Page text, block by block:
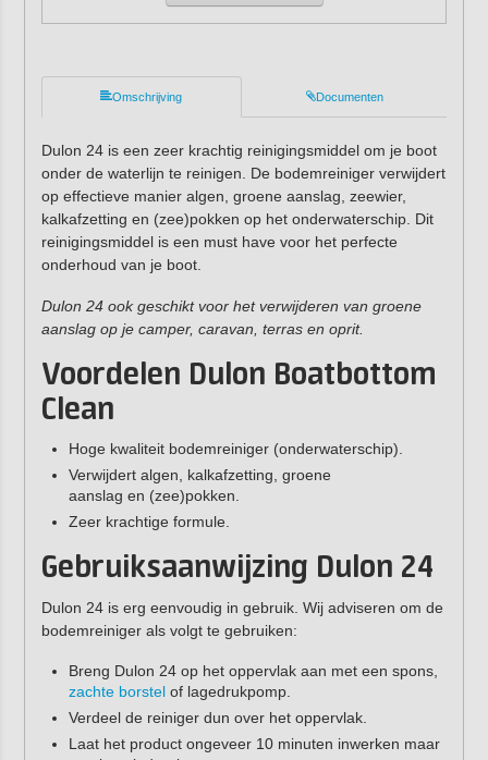
Omschrijving Documenten
Dulon 24 is een zeer krachtig reinigingsmiddel om je boot
onder de waterlijn te reinigen. De bodemreiniger verwijdert
op effectieve manier algen, groene aanslag, zeewier,
kalkafzetting en (zee)pokken op het onderwaterschip. Dit
reinigingsmiddel is een must have voor het perfecte
onderhoud van je boot.
Dulon 24 ook geschikt voor het verwijderen van groene
aanslag op je camper, caravan, terras en oprit.
Voordelen Dulon Boatbottom
Clean
Hoge kwaliteit bodemreiniger (onderwaterschip).
Verwijdert algen, kalkafzetting, groene
aanslag en (zee)pokken.
Zeer krachtige formule.
Gebruiksaanwijzing Dulon 24
Dulon 24 is erg eenvoudig in gebruik. Wij adviseren om de
bodemreiniger als volgt te gebruiken:
Breng Dulon 24 op het oppervlak aan met een spons,
zachte borstel of lagedrukpomp.
Verdeel de reiniger dun over het oppervlak.
Laat het product ongeveer 10 minuten inwerken maar